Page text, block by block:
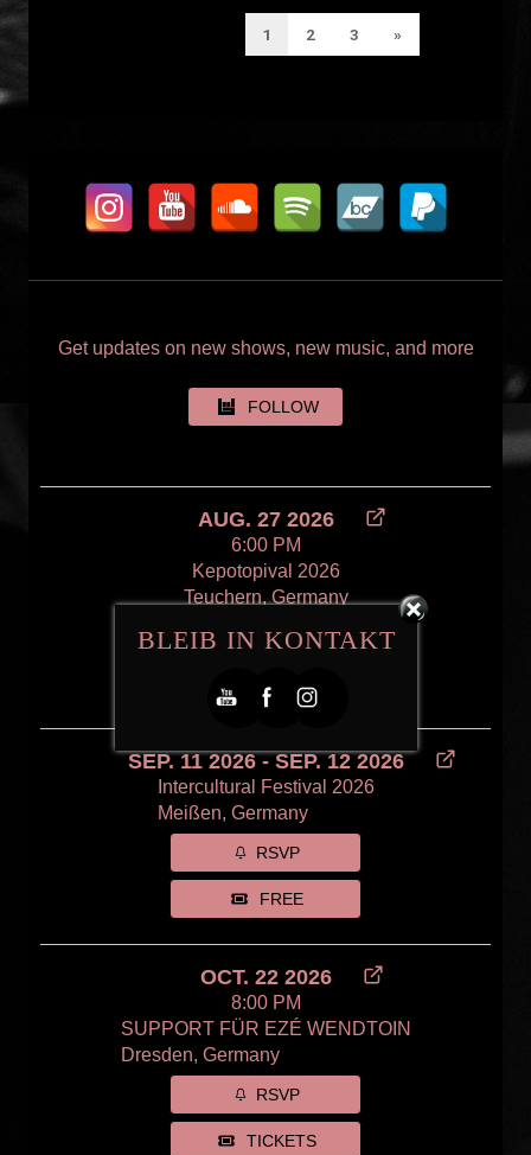
DER
1 2 3 Next
»
Get updates on new shows, new music, and more
FOLLOW
AUG. 27 2026
6:00 PM
Kepotopival 2026
Teuchern, Germany
RSVP
TICKETS
SEP. 11 2026 - SEP. 12 2026
Intercultural Festival 2026
Meißen, Germany
RSVP
FREE
OCT. 22 2026
8:00 PM
SUPPORT FÜR EZÉ WENDTOIN
Dresden, Germany
RSVP
TICKETS
BLEIB IN KONTAKT